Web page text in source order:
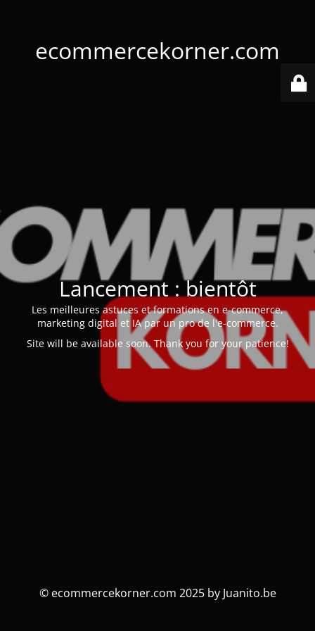
ecommercekorner.com
Lancement : bientôt
Les meilleures astuces et formations en e-commerce,
marketing digital et IA par un pro de l'e-commerce.
Site will be available soon. Thank you for your patience!
© ecommercekorner.com 2025 by Juanito.be